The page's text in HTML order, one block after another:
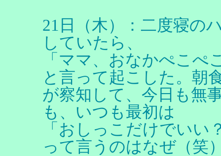
21日（木）：二度寝の
していたら、
「ママ、おなかぺこぺ
と言って起こした。朝
が察知して、今日も無
も、いつも最初は
「おしっこだけでいい
って言うのはなぜ（笑